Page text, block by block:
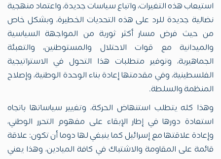
استيعاب هذه التغيرات، واتباع سياسات جديدة، واعتماد منهجية
نضالية جديدة للرد على هذه التحديات الخطيرة، وبشكل خاص
من حيث فرض مسار أكثر ثورية من المواجهة السياسية
والميدانية مع قوات الاحتلال والمستوطنين، والتعبئة
الجماهيرية، وتوفير متطلبات هذا التحول في الاستراتيجية
الفلسطينية، وفي مقدمتها إعادة بناء الوحدة الوطنية، وإصلاح
المنظمة والسلطة.
وهذا كله يتطلب استنهاض الحركة، وتغيير سياساتها باتجاه
استعادة دورها في إطار الإبقاء على مفهوم التحرر الوطني،
وإعادة علاقتها مع إسرائيل كما ينبغي لها دوما أن تكون: علاقة
قائمة على المقاومة والاشتباك في كافة الميادين، وهذا يعني